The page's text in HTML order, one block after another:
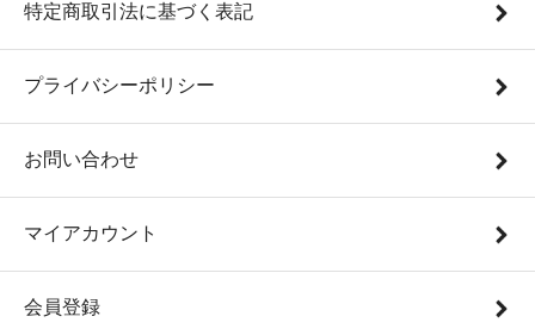
特定商取引法に基づく表記
プライバシーポリシー
お問い合わせ
マイアカウント
会員登録